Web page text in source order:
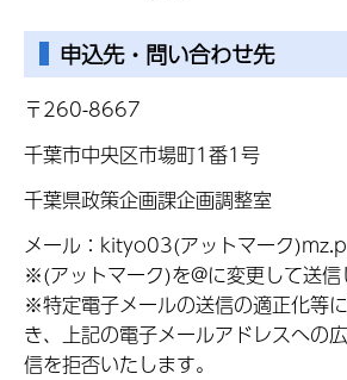
申込先・問い合わせ先
〒260-8667
千葉市中央区市場町1番1号
千葉県政策企画課企画調整室
メール：kityo03(アットマーク
※(アットマーク)を@に変更して送信
※特定電子メールの送信の適正化等
き、上記の電子メールアドレスへの
信を拒否いたします。